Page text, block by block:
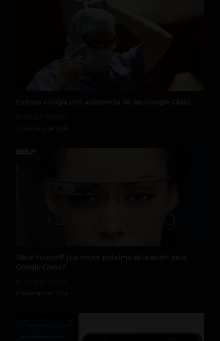
Exitosa cirugía con asistencia de las Google Glass
13 de enero de 2014
Race Yourself ¿La mejor próxima aplicación para
Google Glass?
8 de enero de 2014